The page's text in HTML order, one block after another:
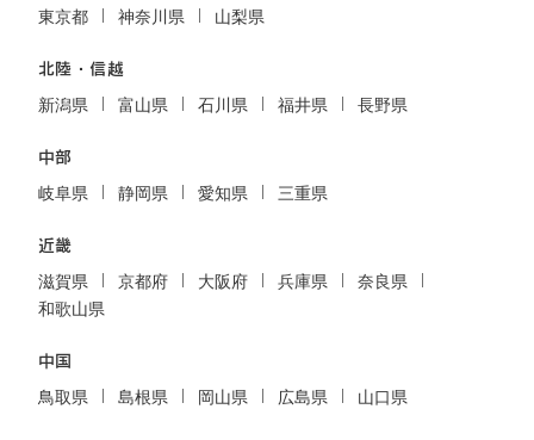
東京都
神奈川県 山梨県
北陸・信越
新潟県 富山県 石川県 福井県 長野県
中部
岐阜県 静岡県 愛知県 三重県
近畿
滋賀県 京都府 大阪府 兵庫県
奈良県
和歌山県
中国
鳥取県 島根県 岡山県 広島県 山口県